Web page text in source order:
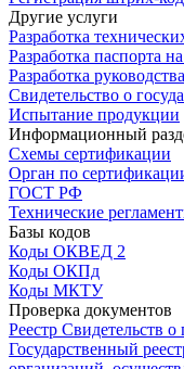
Другие услуги
Разработка
Разработка паспорта
Разработка
Свидетельство о
Испытание продукции
Информационный
Схемы сертификации
Орган по
ГОСТ РФ
Технические
Базы кодов
Коды ОКВЕД 2
Коды ОКПд
Коды МКТУ
Проверка документов
Реестр Свидетельств о
Государственный